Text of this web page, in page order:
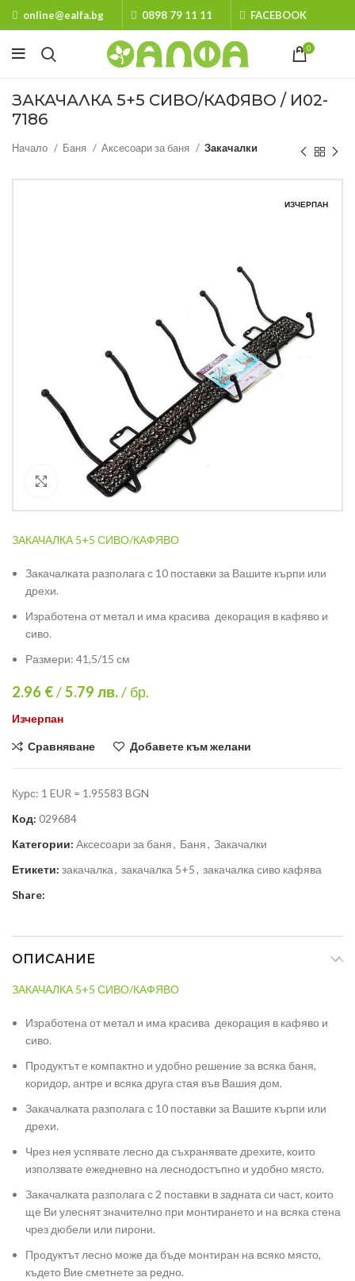
online@ealfa.bg 0898 79 11 11 FACEBOOK
0
ЗАКАЧАЛКА 5+5 СИВО/КАФЯВО / И02-
7186
Начало Баня Аксесоари за баня Закачалки
ИЗЧЕРПАН
Кликнете за уголемяване
ЗАКАЧАЛКА 5+5 СИВО/КАФЯВО
Закачалката разполага с 10 поставки за Вашите кърпи или
дрехи.
Изработена от метал и има красива декорация в кафяво и
сиво.
Размери: 41,5/15 см
2.96 €/5.79 лв./ бр.
Изчерпан
Сравняване Добавете към желани
Курс: 1 EUR = 1.95583 BGN
Код: 029684
Категории: Аксесоари за баня, Баня, Закачалки
Етикети: закачалка, закачалка 5+5, закачалка сиво кафява
Share:
ОПИСАНИЕ
ЗАКАЧАЛКА 5+5 СИВО/КАФЯВО
Изработена от метал и има красива декорация в кафяво и
сиво.
Продуктът е компактно и удобно решение за всяка баня,
коридор, антре и всяка друга стая във Вашия дом.
Закачалката разполага с 10 поставки за Вашите кърпи или
дрехи.
Чрез нея успявате лесно да съхранявате дрехите, които
използвате ежедневно на леснодостъпно и удобно място.
Закачалката разполага с 2 поставки в задната си част, които
ще Ви улеснят значително при монтирането и на всяка стена
чрез дюбели или пирони.
Продуктът лесно може да бъде монтиран на всяко място,
където Вие сметнете за редно.